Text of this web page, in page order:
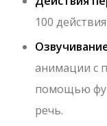
100
анимации с
помощью
речь.